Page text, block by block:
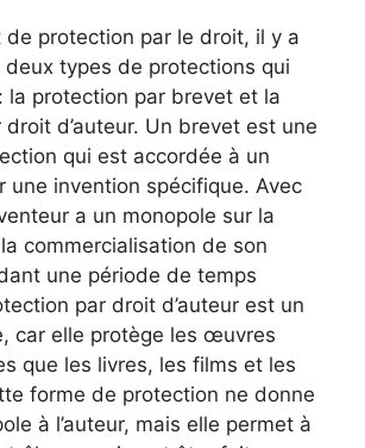
de protection par le droit, il y a
deux types de protections qui
la protection par brevet et la
d’auteur. Un brevet est une
qui est accordée à un
une invention spécifique. Avec
a un monopole sur la
commercialisation de son
une période de temps
par droit d’auteur est un
car elle protège les œuvres
que les livres, les films et les
forme de protection ne donne
à l’auteur, mais elle permet à